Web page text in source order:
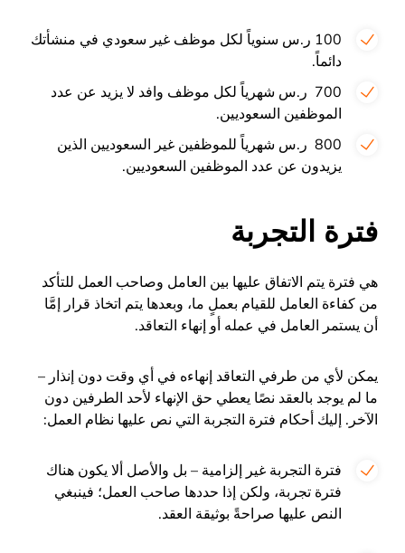
100 ر.س سنوياً لكل موظف غير سعودي في منشأتك
دائماً.
700 ر.س شهرياً لكل موظف وافد لا يزيد عن عدد
الموظفين السعوديين.
800 ر.س شهرياً للموظفين غير السعوديين الذين
يزيدون عن عدد الموظفين السعوديين.
فترة التجربة
هي فترة يتم الاتفاق عليها بين العامل وصاحب العمل للتأكد
من كفاءة العامل للقيام بعملٍ ما، وبعدها يتم اتخاذ قرار إمَّا
أن يستمر العامل في عمله أو إنهاء التعاقد.
يمكن لأي من طرفي التعاقد إنهاءه في أي وقت دون إنذار –
ما لم يوجد بالعقد نصًا يعطي حق الإنهاء لأحد الطرفين دون
الآخر. إليك أحكام فترة التجربة التي نص عليها نظام العمل:
فترة التجربة غير إلزامية – بل والأصل ألا يكون هناك
فترة تجربة، ولكن إذا حددها صاحب العمل؛ فينبغي
النص عليها صراحةً بوثيقة العقد.